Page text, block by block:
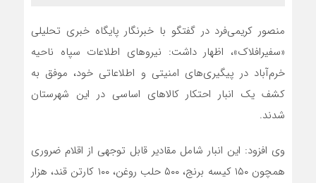
منصور کریمی‌فرد در گفتگو با خبرنگار پایگاه خبری تحلیلی
«سفیرافلاک»، اظهار داشت: نیروهای اطلاعات سپاه ناحیه
خرم‌آباد در پیگیری‌های امنیتی و اطلاعاتی خود، موفق به
کشف یک انبار احتکار کالاهای اساسی در این شهرستان
شدند.
وی افزود: این انبار شامل مقادیر قابل توجهی از اقلام ضروری
همچون ۱۵۰ کیسه برنج، ۵۰۰ حلب روغن، ۱۰۰ کارتن قند، هزار